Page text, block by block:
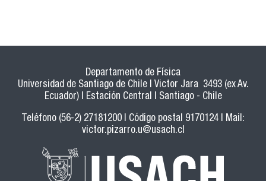
Departamento de Física
Universidad de Santiago de Chile | Victor Jara 3493 (ex Av.
Ecuador) | Estación Central | Santiago - Chile
Teléfono (56-2) 27181200 | Código postal 9170124 | Mail:
victor.pizarro.u@usach.cl